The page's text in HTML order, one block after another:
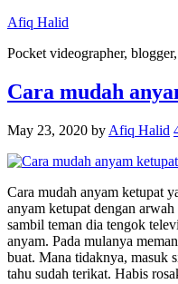
Afiq Halid
Pocket videographer,
Cara mudah
May 23, 2020 by Afiq Halid
Cara mudah anyam ketupat
anyam ketupat dengan
sambil teman dia tengok
anyam. Pada mulanya
buat. Mana tidaknya, masuk
tahu sudah terikat. Habis